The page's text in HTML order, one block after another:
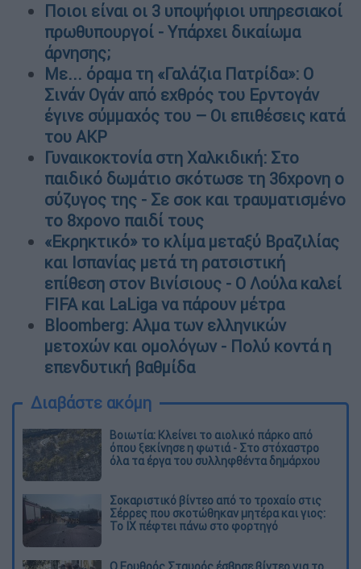
Ποιοι είναι οι 3 υποψήφιοι υπηρεσιακοί
πρωθυπουργοί - Υπάρχει δικαίωμα
άρνησης;
Με... όραμα τη «Γαλάζια Πατρίδα»: Ο
Σινάν Ογάν από εχθρός του Ερντογάν
έγινε σύμμαχός του – Οι επιθέσεις κατά
του AKP
Γυναικοκτονία στη Χαλκιδική: Στο
παιδικό δωμάτιο σκότωσε τη 36χρονη ο
σύζυγος της - Σε σοκ και τραυματισμένο
το 8χρονο παιδί τους
«Εκρηκτικό» το κλίμα μεταξύ Βραζιλίας
και Ισπανίας μετά τη ρατσιστική
επίθεση στον Βινίσιους - Ο Λούλα καλεί
FIFA και LaLiga να πάρουν μέτρα
Bloomberg: Αλμα των ελληνικών
μετοχών και ομολόγων - Πολύ κοντά η
επενδυτική βαθμίδα
Διαβάστε ακόμη
Βοιωτία: Κλείνει το αιολικό πάρκο από
όπου ξεκίνησε η φωτιά - Στο στόχαστρο
όλα τα έργα του συλληφθέντα δημάρχου
Σοκαριστικό βίντεο από το τροχαίο στις
Σέρρες που σκοτώθηκαν μητέρα και γιος:
Το ΙΧ πέφτει πάνω στο φορτηγό